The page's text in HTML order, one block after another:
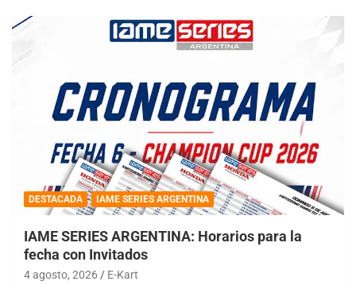
DESTACADA IAME SERIES ARGENTINA
IAME SERIES ARGENTINA: Horarios para la
fecha con Invitados
4 agosto, 2026 E-Kart